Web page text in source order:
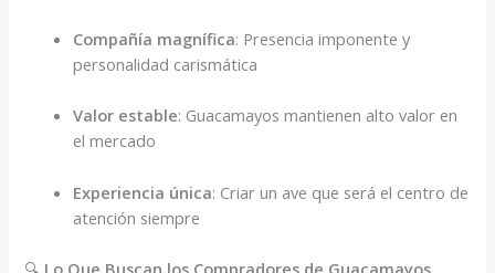
Compañía magnífica: Presencia imponente y
personalidad carismática
Valor estable: Guacamayos mantienen alto valor en
el mercado
Experiencia única: Criar un ave que será el centro de
atención siempre